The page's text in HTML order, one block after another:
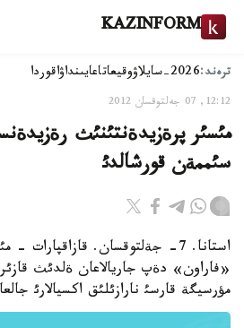
KAZINFORM
ترەند:2026-سايلاۋ وقيعاتاعايىنداۋاقوردا
12:12, 07 جەلتوقسان 2012
مئسئر پرةزيدةنتئنئث
سئممةن قورشالدئ
استانا. 7- جةلتوقسان. قازاقپارات
«فاراون» دةپ جاريالاعان ةلدئث
مؤرسيگة قارسئ نارازئلئق اكسيالارئ